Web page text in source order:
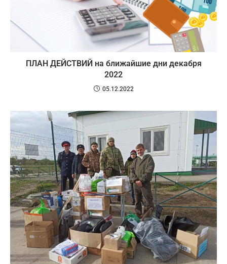
ПЛАН ДЕЙСТВИЙ на ближайшие дни декабря
2022
05.12.2022